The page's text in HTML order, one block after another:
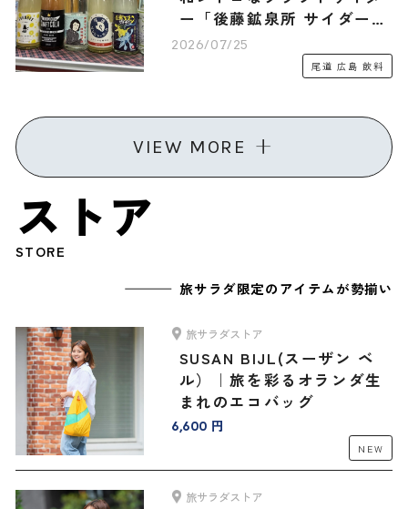
ー「後藤鉱泉所 サイダー6
種12本 旅サラダマルシェオ
リジナルセット」
2026/07/25
尾道 広島 飲料
VIEW MORE
ストア
STORE
旅サラダ限定のアイテムが勢揃い
旅サラダストア
SUSAN BIJL(スーザン ベ
ル）｜旅を彩るオランダ生
まれのエコバッグ
6,600 円
NEW
旅サラダストア